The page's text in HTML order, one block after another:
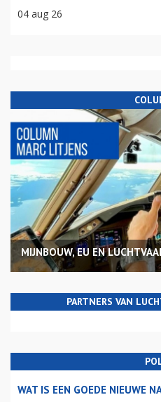
04 aug 26
MIJNBOUW, EU EN
PARTNERS VAN
WAT IS EEN GOEDE NIEUWE